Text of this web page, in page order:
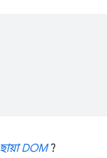
ছায়া DOM?